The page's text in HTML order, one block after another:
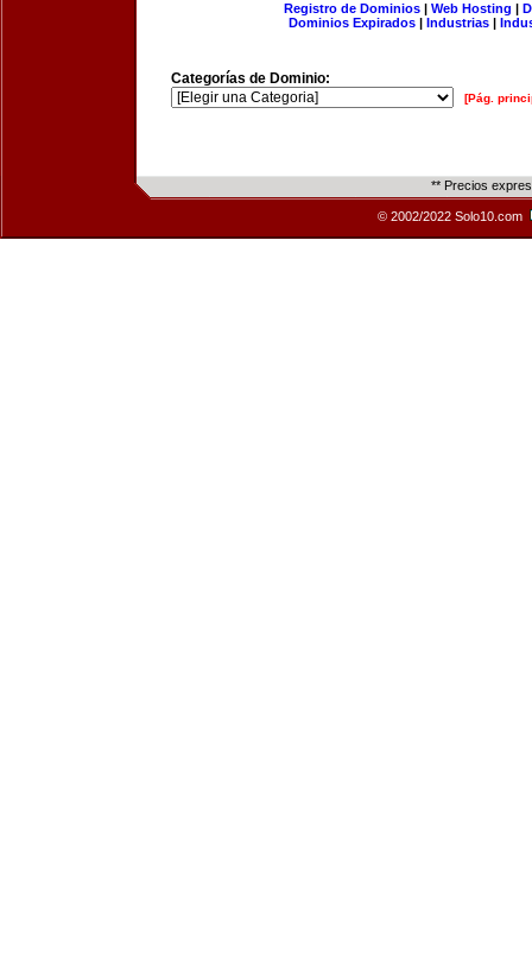
Registro de Dominios| Web Hosting |
Dominios Expirados | Industrias |
Categorías de Dominio:
[Pág.
** Precios
© 2002/2022 Solo10.com